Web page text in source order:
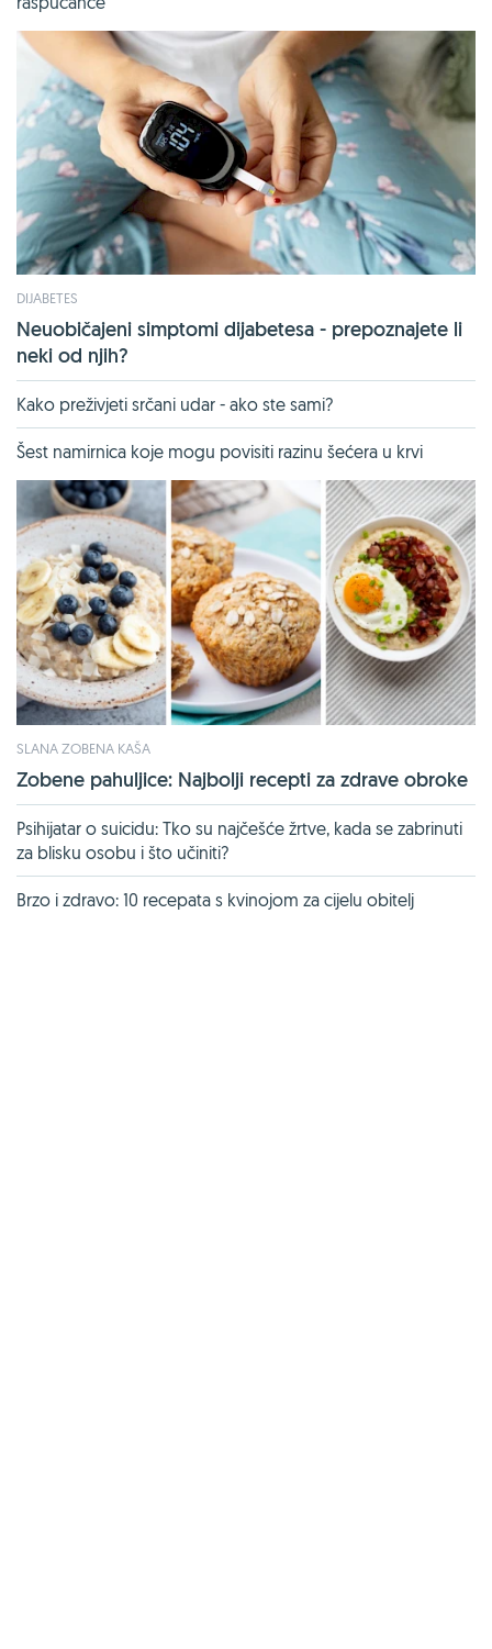
DIJABETES
Neuobičajeni simptomi dijabetesa - prepoznajete li
neki od njih?
Kako preživjeti srčani udar - ako ste sami?
Šest namirnica koje mogu povisiti razinu šećera u krvi
SLANA ZOBENA KAŠA
Zobene pahuljice: Najbolji recepti za zdrave obroke
Psihijatar o suicidu: Tko su najčešće žrtve, kada se zabrinuti
za blisku osobu i što učiniti?
Brzo i zdravo: 10 recepata s kvinojom za cijelu obitelj